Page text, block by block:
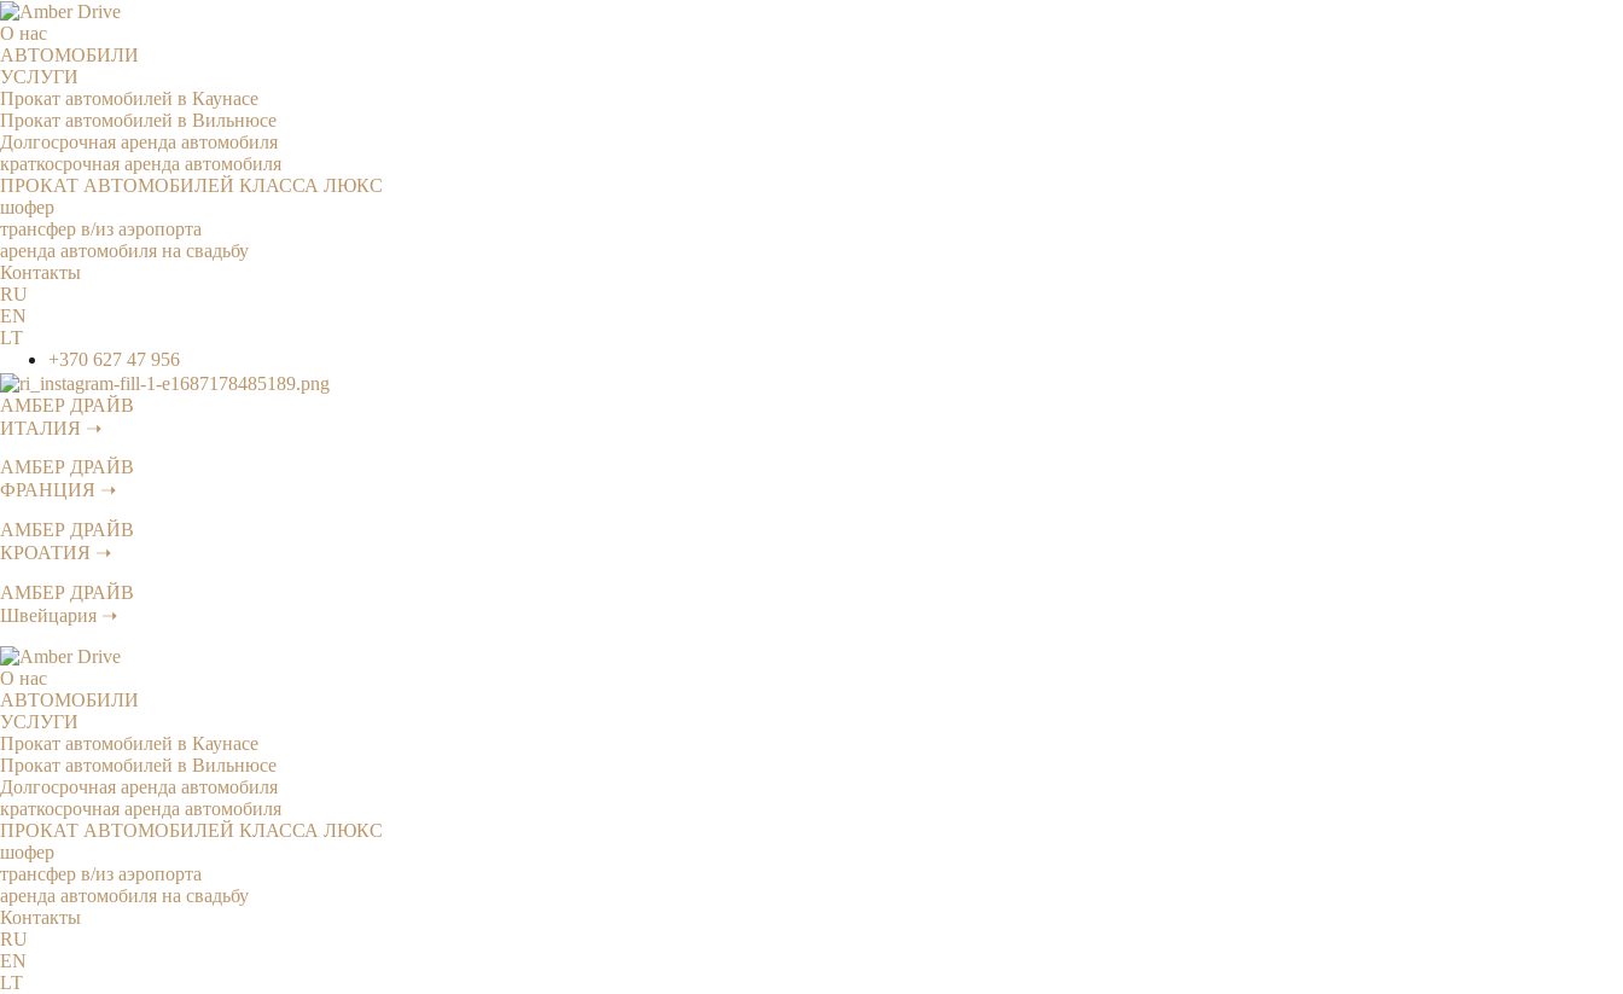
Перейти
к
сути
О нас
АВТОМОБИЛИ
УСЛУГИ
Прокат автомобилей в Каунасе
Прокат автомобилей в Вильнюсе
Долгосрочная аренда автомобиля
краткосрочная аренда автомобиля
ПРОКАТ АВТОМОБИЛЕЙ КЛАССА ЛЮКС
шофер
трансфер в/из аэропорта
аренда автомобиля на свадьбу
Контакты
RU
EN
LT
+370 627 47 956
АМБЕР ДРАЙВ
ИТАЛИЯ ➝
АМБЕР ДРАЙВ
ФРАНЦИЯ ➝
АМБЕР ДРАЙВ
КРОАТИЯ ➝
АМБЕР ДРАЙВ
Швейцария ➝
О нас
АВТОМОБИЛИ
УСЛУГИ
Прокат автомобилей в Каунасе
Прокат автомобилей в Вильнюсе
Долгосрочная аренда автомобиля
краткосрочная аренда автомобиля
ПРОКАТ АВТОМОБИЛЕЙ КЛАССА ЛЮКС
шофер
трансфер в/из аэропорта
аренда автомобиля на свадьбу
Контакты
RU
EN
LT